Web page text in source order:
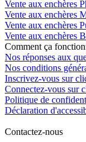
Vente aux enchères
Vente aux enchères
Vente aux enchères
Vente aux enchères
Comment ça
Nos réponses aux
Nos conditions
Inscrivez-vous sur
Connectez-vous sur
Politique de
Déclaration
Contactez-nous